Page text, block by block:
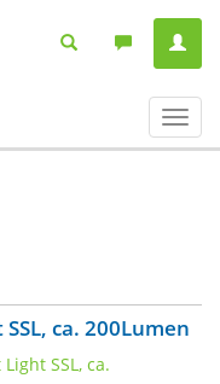
ein-/
ca. 200Lumen